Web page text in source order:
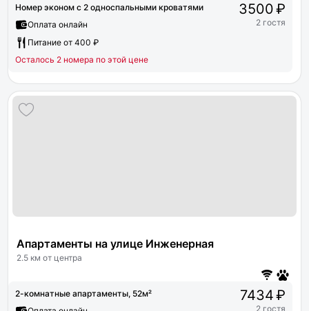
Номер эконом с 2 односпальными кроватями
Оплата онлайн
Питание от 400 ₽
Осталось 2 номера по этой цене
3500 ₽
2 гостя
Апартаменты на улице Инженерная
2.5 км от центра
2-комнатные апартаменты, 52м²
7434 ₽
2 гостя